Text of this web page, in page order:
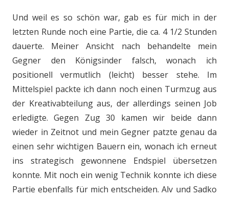
Und weil es so schön war, gab es für mich in der
letzten Runde noch eine Partie, die ca. 4 1/2 Stunden
dauerte. Meiner Ansicht nach behandelte mein
Gegner den Königsinder falsch, wonach ich
positionell vermutlich (leicht) besser stehe. Im
Mittelspiel packte ich dann noch einen Turmzug aus
der Kreativabteilung aus, der allerdings seinen Job
erledigte. Gegen Zug 30 kamen wir beide dann
wieder in Zeitnot und mein Gegner patzte genau da
einen sehr wichtigen Bauern ein, wonach ich erneut
ins strategisch gewonnene Endspiel übersetzen
konnte. Mit noch ein wenig Technik konnte ich diese
Partie ebenfalls für mich entscheiden. Alv und Sadko